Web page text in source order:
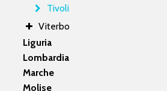
Tivoli
Viterbo
Liguria
Lombardia
Marche
Molise